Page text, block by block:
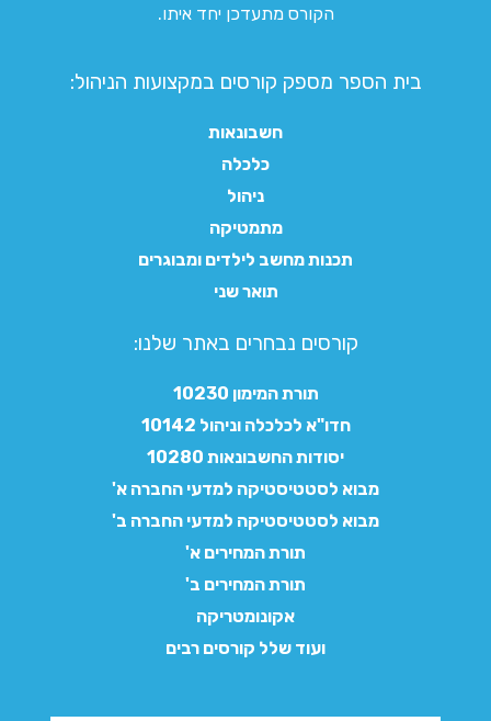
הקורס מתעדכן יחד איתו.
בית הספר מספק קורסים במקצועות הניהול:
חשבונאות
כלכלה
ניהול
מתמטיקה
תכנות מחשב לילדים ומבוגרים
תואר שני
קורסים נבחרים באתר שלנו:​
תורת המימון 10230
חדו"א לכלכלה וניהול 10142
יסודות החשבונאות 10280
מבוא לסטטיסטיקה למדעי החברה א'
מבוא לסטטיסטיקה למדעי החברה ב'
תורת המחירים א'
תורת המחירים ב'
אקונומטריקה
ועוד שלל קורסים רבים